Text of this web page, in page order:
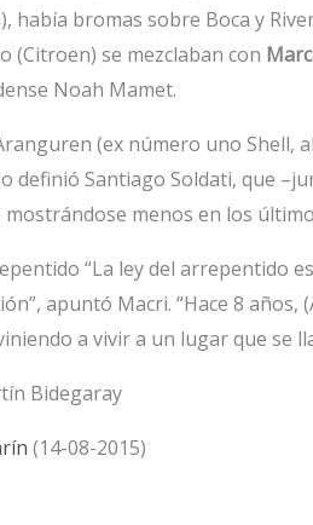
había bromas sobre Boca y
(Citroen) se mezclaban con
Noah Mamet.
(ex número uno Shell,
definió Santiago Soldati, que
menos en los
“La ley del arrepentido
apuntó Macri. “Hace 8
a vivir a un lugar que se
Bidegaray
(14-08-2015)